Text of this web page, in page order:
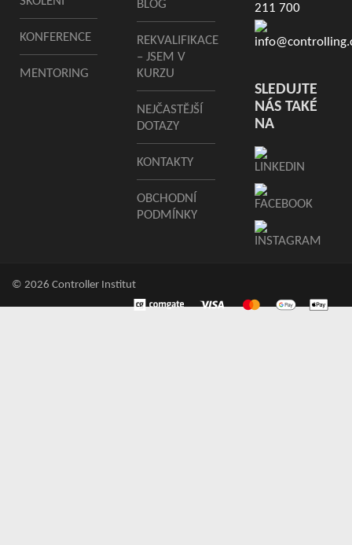
KONFERENCE
MENTORING
BLOG
REKVALIFIKACE
– JSEM V
KURZU
NEJČASTĚJŠÍ
DOTAZY
KONTAKTY
OBCHODNÍ
PODMÍNKY
211 700
SLEDUJTE
NÁS TAKÉ
NA
© 2026 Controller Institut